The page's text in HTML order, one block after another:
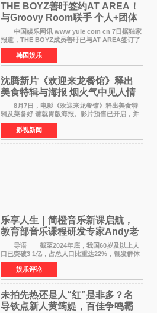
THE BOYZ善旴签约AT AREA！
与Groovy Room联手 个人+团体
活动并行
中国娱乐网讯 www yule com cn 7日据独家
报道，THE BOYZ成员善旴已与AT AREA签订了
专属合约。AT AREA是由知名制作人组合
Groovy Room创立的hip-hop厂牌，旗下拥有多
位实力派音乐人，在韩
韩国娱乐
沈腾新片《欢迎来龙餐馆》释出
美食特辑与海报 烟火气中见人情
温暖
8月7日，电影《欢迎来龙餐馆》释出美食特
辑及菜备好 请就胃版海报。影片预售已开启，并
将于8月8日至10日14:00-21:00举行全国超前点
映。电影《欢迎来龙餐馆》作为战争美食喜剧大
片，讲述了中国
影视新闻
乐享人生｜简橙音乐新课启航，
教育部音乐课程研发专家Andy老
师重磅入驻领航银龄琴声
导语 截至2024年底，我国60岁及以上人
口已突破3 1亿，占总人口比重达22%，银发群体
的精神文化需求日益凸显。2024年1月，国务院办
公厅印发《关于发展银发经济增进老年人福祉的
意见》——这是
娱乐评论
未拍先热还是人“红”是非多？名
导钦点新人黄筠媞，百佳争鸣霸